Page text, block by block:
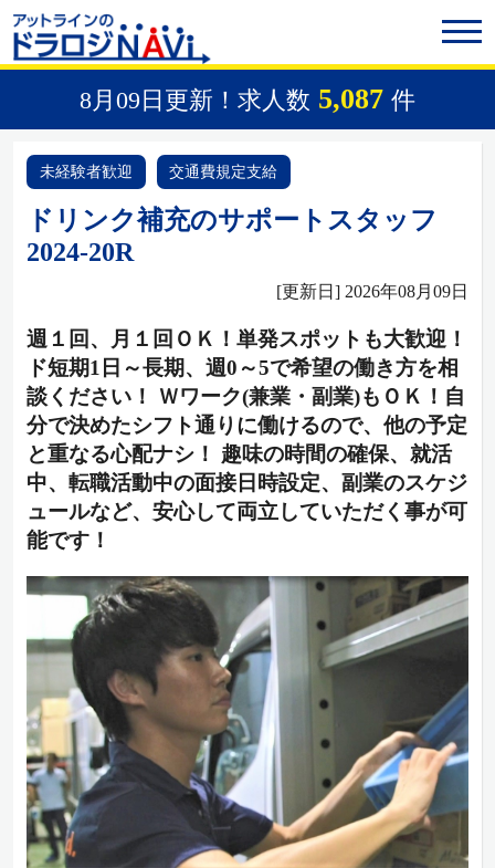
8月09日更新！求人数 5,087 件
未経験者歓迎 交通費規定支給
ドリンク補充のサポートスタッフ
2024-20R
[更新日] 2026年08月09日
週１回、月１回ＯＫ！単発スポットも大歓迎！
ド短期1日～長期、週0～5で希望の働き方を相
談ください！ Ｗワーク(兼業・副業)もＯＫ！自
分で決めたシフト通りに働けるので、他の予定
と重なる心配ナシ！ 趣味の時間の確保、就活
中、転職活動中の面接日時設定、副業のスケジ
ュールなど、安心して両立していただく事が可
能です！